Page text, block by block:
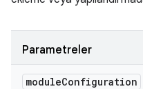
Parametreler
moduleConfiguration